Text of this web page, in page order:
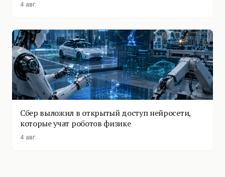
4 авг.
Сбер выложил в открытый доступ нейросети,
которые учат роботов физике
4 авг.